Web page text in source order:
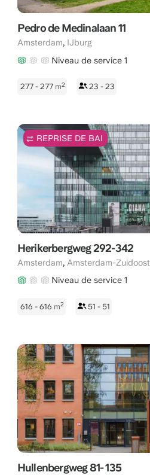
Pedro de Medinalaan 11
Amsterdam, IJburg
Niveau de service 1
277 - 277 m2 23 - 23
REPRISE DE BAI
Herikerbergweg 292-342
Amsterdam, Amsterdam-Zuidoost
Niveau de service 1
616 - 616 m2 51 - 51
Hullenbergweg 81- 135